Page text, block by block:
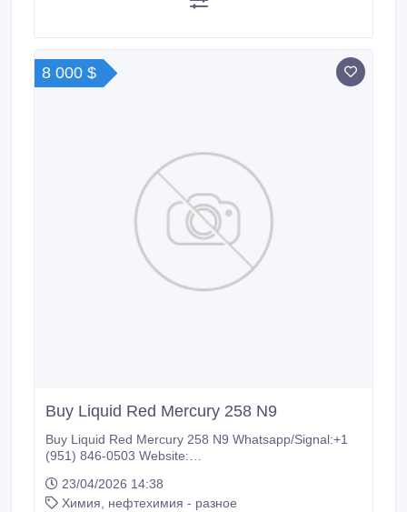
8 000 $
Buy Liquid Red Mercury 258 N9
Buy Liquid Red Mercury 258 N9 Whatsapp/Signal:+1
(951) 846-0503 Website:
mercury-online/ We are connected with leading
manufacturers and specialize in the supply and export
23/04/2026 14:38
Химия, нефтехимия - разное